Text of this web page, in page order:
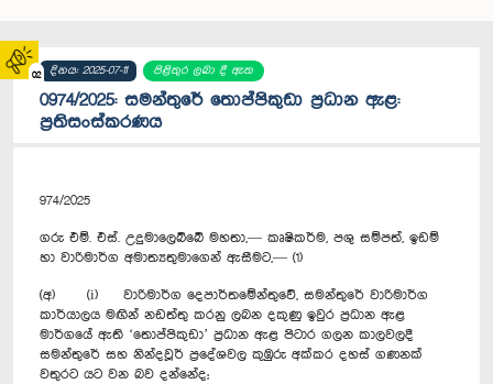
02 දිනය: 2025-07-11 පිළිතුර ලබා දී ඇත
0974/2025: සමන්තුරේ තොප්පිකුඩා ප්‍රධාන ඇළ:
ප්‍රතිසංස්කරණය
974/2025
ගරු එම්. එස්. උදුමාලෙබ්බේ මහතා,— කෘෂිකර්ම, පශු සම්පත්, ඉඩම්
හා වාරිමාර්ග අමාත්‍යතුමාගෙන් ඇසීමට,— (1)
(අ) (i) වාරිමාර්ග දෙපාර්තමේන්තුවේ, සමන්තුරේ වාරිමාර්ග
කාර්යාලය මඟින් නඩත්තු කරනු ලබන දකුණු ඉවුර ප්‍රධාන ඇළ
මාර්ගයේ ඇති ‘තොප්පිකුඩා’ ප්‍රධාන ඇළ පිටාර ගලන කාලවලදී
සමන්තුරේ සහ නින්දවූර් ප්‍රදේශවල කුඹුරු අක්කර දහස් ගණනක්
වතුරට යට වන බව දන්නේද;